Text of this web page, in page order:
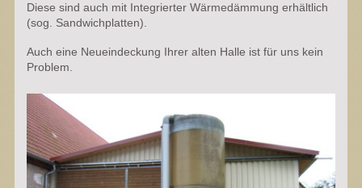
Diese sind auch mit Integrierter Wärmedämmung erhältlich
(sog. Sandwichplatten).
Auch eine Neueindeckung Ihrer alten Halle ist für uns kein
Problem.